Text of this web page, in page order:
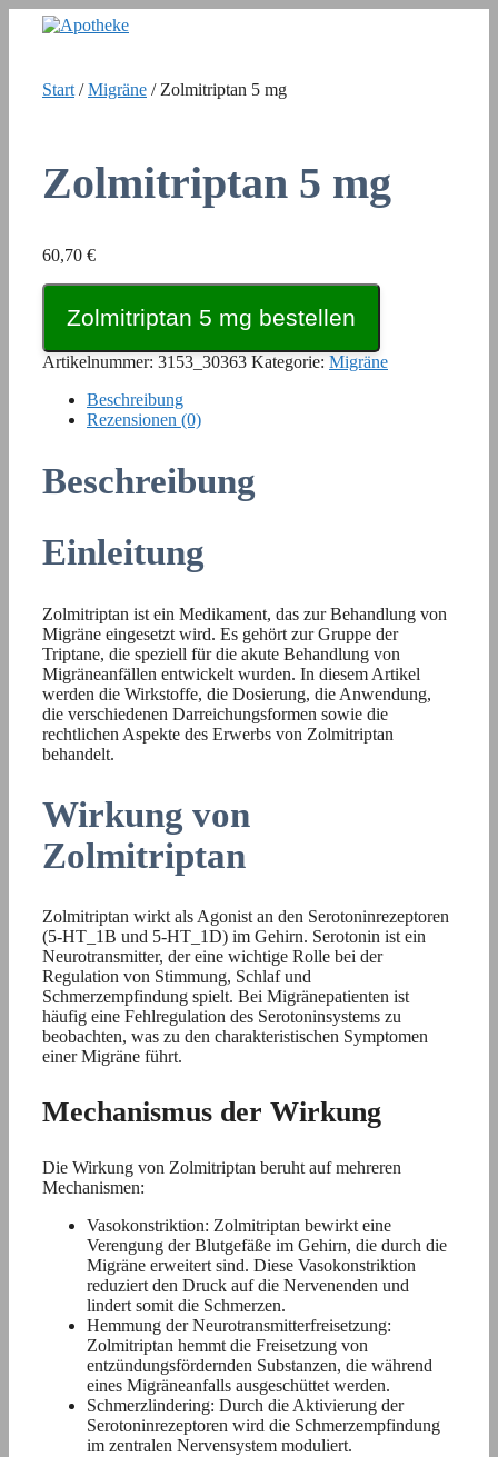
Inhalt
Start /Migräne / Zolmitriptan 5 mg
Zolmitriptan 5 mg
60,70 €
Zolmitriptan 5 mg bestellen
Artikelnummer: 3153_30363 Kategorie: Migräne
Beschreibung
Rezensionen (0)
Beschreibung
Einleitung
Zolmitriptan ist ein Medikament, das zur Behandlung von
Migräne eingesetzt wird. Es gehört zur Gruppe der
Triptane, die speziell für die akute Behandlung von
Migräneanfällen entwickelt wurden. In diesem Artikel
werden die Wirkstoffe, die Dosierung, die Anwendung,
die verschiedenen Darreichungsformen sowie die
rechtlichen Aspekte des Erwerbs von Zolmitriptan
behandelt.
Wirkung von
Zolmitriptan
Zolmitriptan wirkt als Agonist an den Serotoninrezeptoren
(5-HT_1B und 5-HT_1D) im Gehirn. Serotonin ist ein
Neurotransmitter, der eine wichtige Rolle bei der
Regulation von Stimmung, Schlaf und
Schmerzempfindung spielt. Bei Migränepatienten ist
häufig eine Fehlregulation des Serotoninsystems zu
beobachten, was zu den charakteristischen Symptomen
einer Migräne führt.
Mechanismus der Wirkung
Die Wirkung von Zolmitriptan beruht auf mehreren
Mechanismen:
Vasokonstriktion: Zolmitriptan bewirkt eine
Verengung der Blutgefäße im Gehirn, die durch die
Migräne erweitert sind. Diese Vasokonstriktion
reduziert den Druck auf die Nervenenden und
lindert somit die Schmerzen.
Hemmung der Neurotransmitterfreisetzung:
Zolmitriptan hemmt die Freisetzung von
entzündungsfördernden Substanzen, die während
eines Migräneanfalls ausgeschüttet werden.
Schmerzlindering: Durch die Aktivierung der
Serotoninrezeptoren wird die Schmerzempfindung
im zentralen Nervensystem moduliert.